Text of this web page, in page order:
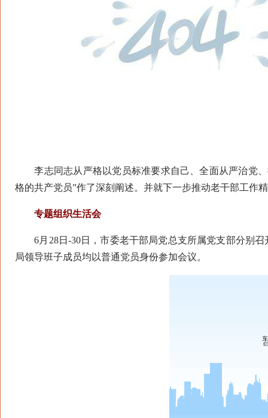
李志同志从严格以党员标准要求自己、全面从严治党、
格的共产党员”作了深刻阐述。并就下一步推动老干部工作
专题组织生活会
6月28日-30日，市委老干部局党总支所属党支部分别召
局领导班子成员均以普通党员身份参加会议。